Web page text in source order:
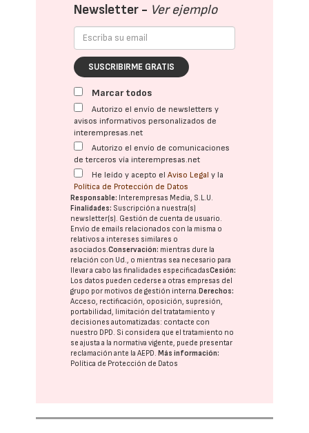
Newsletter - Ver ejemplo
SUSCRIBIRME GRATIS
Marcar todos
Autorizo el envío de newsletters y
avisos informativos personalizados de
interempresas.net
Autorizo el envío de comunicaciones
de terceros vía interempresas.net
He leído y acepto elAviso Legal y la
Política de Protección de Datos
Responsable: Interempresas Media, S.L.U.
Finalidades: Suscripción a nuestra(s)
newsletter(s). Gestión de cuenta de usuario.
Envío de emails relacionados con la misma o
relativos a intereses similares o
asociados.Conservación: mientras dure la
relación con Ud., o mientras sea necesario para
llevar a cabo las finalidades especificadasCesión:
Los datos pueden cederse a otras empresas del
grupo por motivos de gestión interna.Derechos:
Acceso, rectificación, oposición, supresión,
portabilidad, limitación del tratatamiento y
decisiones automatizadas: contacte con
nuestro DPD. Si considera que el tratamiento no
se ajusta a la normativa vigente, puede presentar
reclamación ante laAEPD.Más información:
Política de Protección de Datos